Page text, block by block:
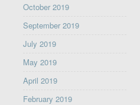
October 2019
September 2019
July 2019
May 2019
April 2019
February 2019